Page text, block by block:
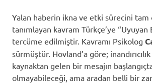
Yalan haberin ikna ve etki sürecini tam
tanımlayan kavram Türkçe’ye
tercüme edilmiştir. Kavramı Psikolog
sürmüştür. Hovland’a göre;
kaynaktan gelen bir mesajın
olmayabileceği, ama aradan belli bir